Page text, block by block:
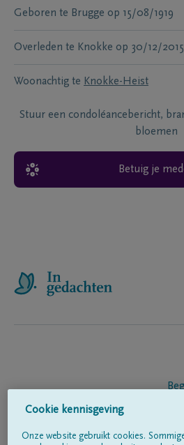
Geboren te Brugge op 15/08/1919
Overleden te Knokke op 30/12/2015
Woonachtig te Knokke-Heist
Stuur een condoléancebericht,
bloemen
Betuig je
Cookie kennisgeving
Onze website gebruikt cookies.